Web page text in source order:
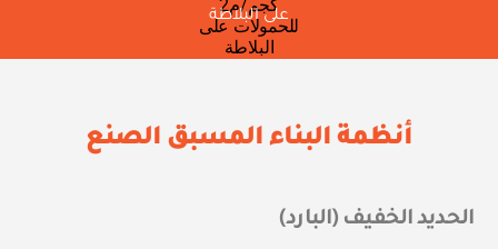
على البلاطة
أنظمة البناء المسبق الصنع
الحديد الخفيف (البارد)